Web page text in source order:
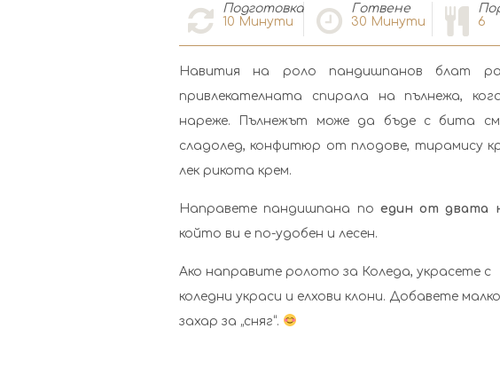
Подготовка
10 Минути
Готвене
30 Минути
6
Навития на роло пандишпанов блат
привлекателната спирала на пълнежа,
нареже. Пълнежът може да бъде с бита
сладолед, конфитюр от плодове, тирамису
лек рикота крем.
Направете пандишпана по един от двата
който ви е по-удобен и лесен.
Ако направите ролото за Коледа, украсете с
коледни украси и елхови клони. Добавете
захар за „сняг“.